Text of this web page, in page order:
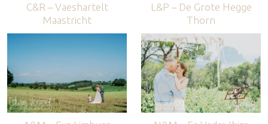
C&R – Vaeshartelt
Maastricht
L&P – De Grote Hegge
Thorn